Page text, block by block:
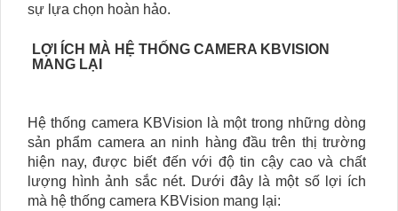
sự lựa chọn hoàn hảo.
LỢI ÍCH MÀ HỆ THỐNG CAMERA KBVISION
MANG LẠI
Hệ thống camera KBVision là một trong những dòng
sản phẩm camera an ninh hàng đầu trên thị trường
hiện nay, được biết đến với độ tin cậy cao và chất
lượng hình ảnh sắc nét. Dưới đây là một số lợi ích
mà hệ thống camera KBVision mang lại: